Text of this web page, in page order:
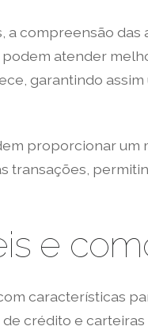
a compreensão
atender
garantindo
proporcionar um
transações,
e
características
crédito e